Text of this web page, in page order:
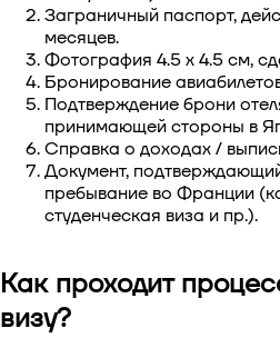
Заграничный паспорт,
месяцев.
Фотография 4.5 x 4.5 см,
Бронирование
Подтверждение брони
принимающей стороны в
Справка о доходах /
Документ,
пребывание во Франции
студенческая виза и пр.).
Как проходит
визу?